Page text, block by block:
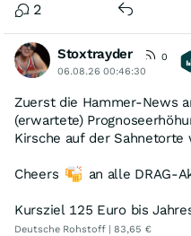
2
Stoxtrayder
0
06.08.26 00:46:30
Zuerst die Hammer-News
(erwartete)
Kirsche auf der Sahnetorte
Cheers an alle DRAG-
Kursziel 125 Euro bis
Deutsche Rohstoff | 83,65 €